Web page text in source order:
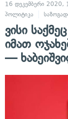
16 დეკემბერი 2020,
პოლიტიკა
ვისი
იმათ
—